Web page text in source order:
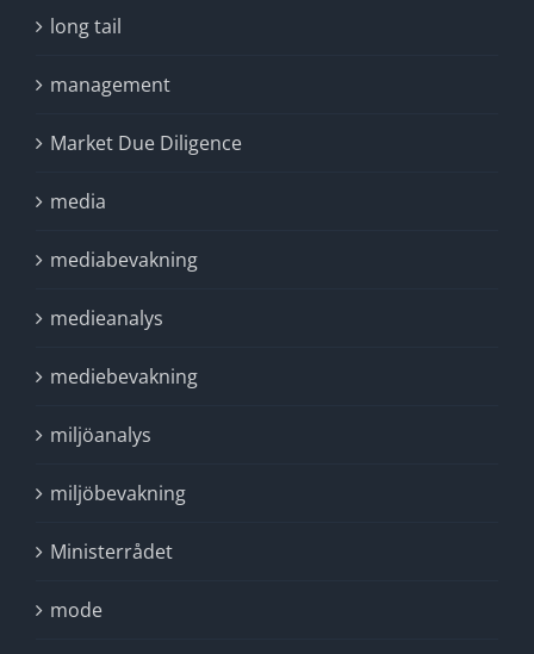
long tail
management
Market Due Diligence
media
mediabevakning
medieanalys
mediebevakning
miljöanalys
miljöbevakning
Ministerrådet
mode